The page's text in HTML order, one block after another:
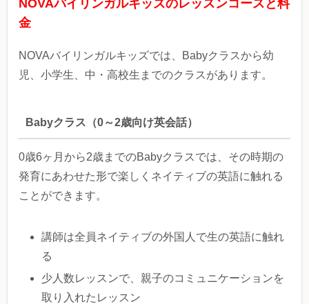
NOVAバイリンガルキッズのレッスンコースと料
金
NOVAバイリンガルキッズでは、Babyクラスから幼
児、小学生、中・高校生までのクラスがあります。
Babyクラス（0～2歳向け英会話）
0歳6ヶ月から2歳までのBabyクラスでは、その時期の
発育にあわせた形で楽しくネイティブの英語に触れる
ことができます。
講師は全員ネイティブの外国人で生の英語に触れ
る
少人数レッスンで、親子のコミュニケーションを
取り入れたレッスン